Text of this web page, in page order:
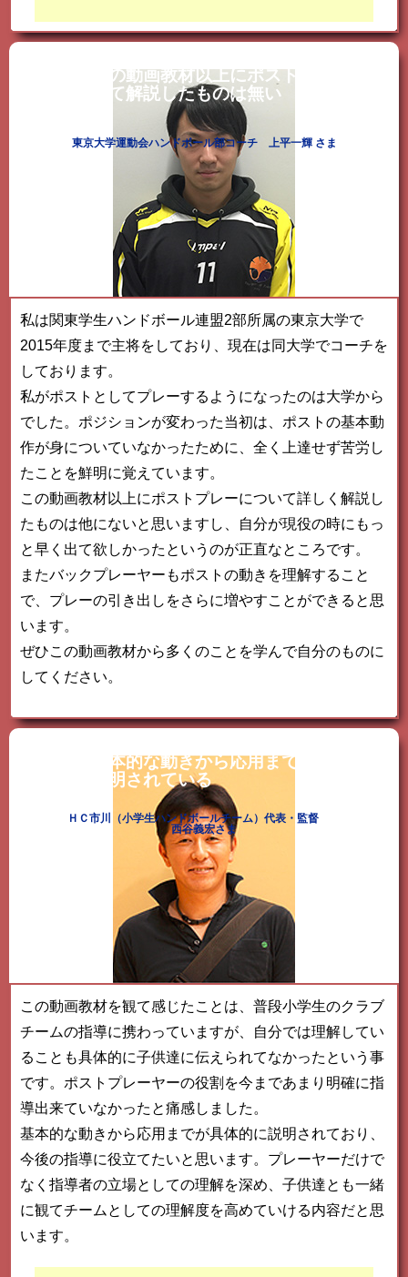
この動画教材以上にポストプレーにつ
いて解説したものは無い
東京大学運動会ハンドボール部コーチ 上平一輝 さま
私は関東学生ハンドボール連盟2部所属の東京大学で
2015年度まで主将をしており、現在は同大学でコーチを
しております。
私がポストとしてプレーするようになったのは大学から
でした。ポジションが変わった当初は、ポストの基本動
作が身についていなかったために、全く上達せず苦労し
たことを鮮明に覚えています。
この動画教材以上にポストプレーについて詳しく解説し
たものは他にないと思いますし、自分が現役の時にもっ
と早く出て欲しかったというのが正直なところです。
またバックプレーヤーもポストの動きを理解すること
で、プレーの引き出しをさらに増やすことができると思
います。
ぜひこの動画教材から多くのことを学んで自分のものに
してください。
基本的な動きから応用までが具体的に
説明されている
ＨＣ市川（小学生ハンドボールチーム）代表・監督
西谷義宏さま
この動画教材を観て感じたことは、普段小学生のクラブ
チームの指導に携わっていますが、自分では理解してい
ることも具体的に子供達に伝えられてなかったという事
です。ポストプレーヤーの役割を今まであまり明確に指
導出来ていなかったと痛感しました。
基本的な動きから応用までが具体的に説明されており、
今後の指導に役立てたいと思います。プレーヤーだけで
なく指導者の立場としての理解を深め、子供達とも一緒
に観てチームとしての理解度を高めていける内容だと思
います。